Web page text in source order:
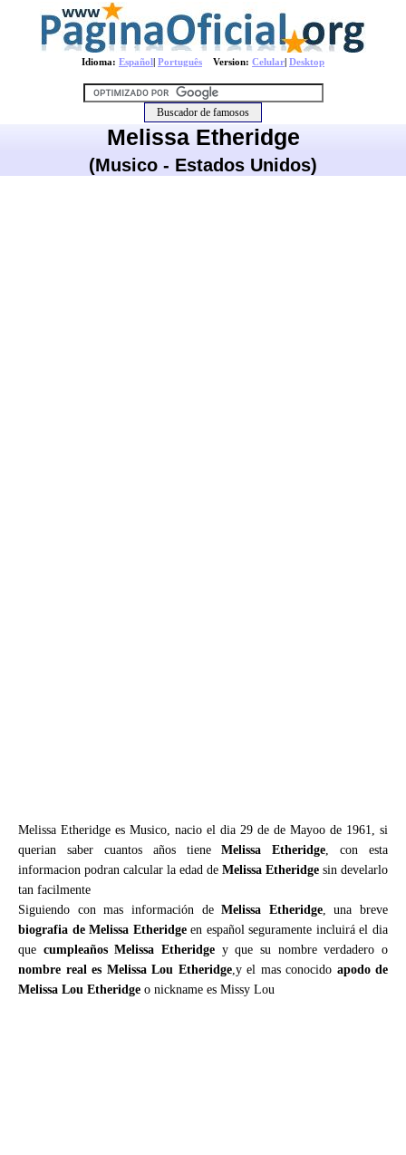
Idioma: Español| Português Version: Celular| Desktop
Melissa Etheridge
(Musico - Estados Unidos)
Melissa Etheridge es Musico, nacio el dia 29 de de Mayoo de 1961, si
querian saber cuantos años tieneMelissa Etheridge, con esta
informacion podran calcular la edad de Melissa Etheridge sin develarlo
tan facilmente
Siguiendo con mas información deMelissa Etheridge, una breve
biografia de Melissa Etheridgeen español seguramente incluirá el dia
que cumpleaños Melissa Etheridge y que su nombre verdadero o
nombre real es Melissa Lou Etheridge,y el mas conocido apodo de
Melissa Lou Etheridge o nickname es Missy Lou